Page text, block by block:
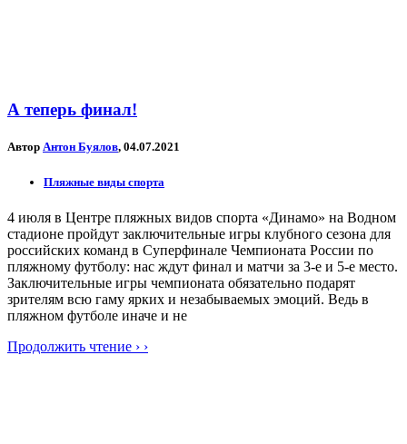
А теперь финал!
Автор Антон Буялов, 04.07.2021
Пляжные виды спорта
4 июля в Центре пляжных видов спорта «Динамо» на Водном
стадионе пройдут заключительные игры клубного сезона для
российских команд в Суперфинале Чемпионата России по
пляжному футболу: нас ждут финал и матчи за 3-е и 5-е место.
Заключительные игры чемпионата обязательно подарят
зрителям всю гаму ярких и незабываемых эмоций. Ведь в
пляжном футболе иначе и не
Продолжить чтение › ›